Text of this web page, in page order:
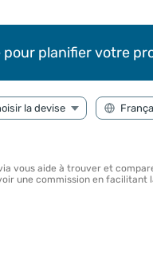
pour planifier votre
vous aide à trouver et
une commission en facilitant